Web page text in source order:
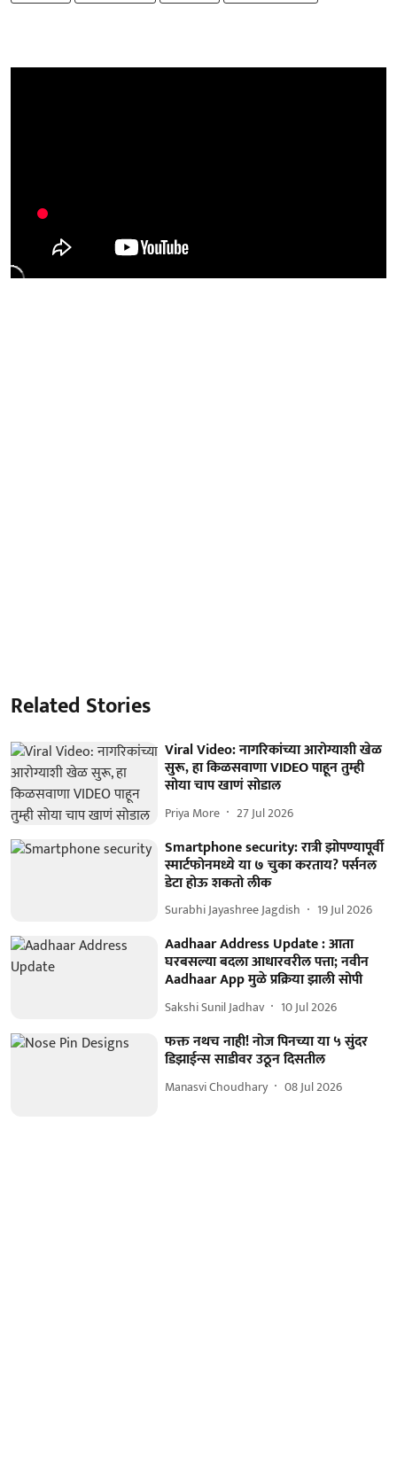
Related Stories
Viral Video: नागरिकांच्या आरोग्याशी खेळ
सुरू, हा किळसवाणा VIDEO पाहून तुम्ही
सोया चाप खाणं सोडाल
Priya More 27 Jul 2026
Smartphone security: रात्री झोपण्यापूर्वी
स्मार्टफोनमध्ये या ७ चुका करताय? पर्सनल
डेटा होऊ शकतो लीक
Surabhi Jayashree Jagdish 19 Jul 2026
Aadhaar Address Update : आता
घरबसल्या बदला आधारवरील पत्ता; नवीन
Aadhaar App मुळे प्रक्रिया झाली सोपी
Sakshi Sunil Jadhav 10 Jul 2026
फक्त नथच नाही! नोज पिनच्या या ५ सुंदर
डिझाईन्स साडीवर उठून दिसतील
Manasvi Choudhary 08 Jul 2026